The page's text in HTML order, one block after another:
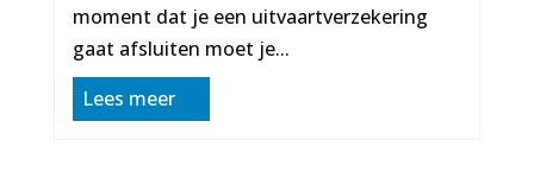
moment dat je een uitvaartverzekering
gaat afsluiten moet je...
Lees meer